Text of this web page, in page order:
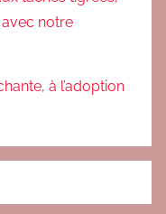
notre
à l’adoption